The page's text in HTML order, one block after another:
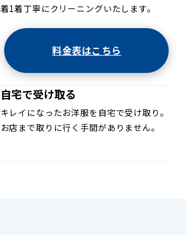
着1着丁寧にクリーニングいたします。
料金表はこちら
自宅で受け取る
キレイになったお洋服を自宅で受け取り。
お店まで取りに行く手間がありません。